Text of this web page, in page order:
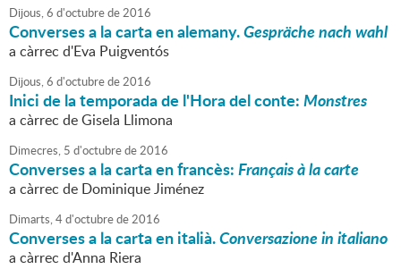
Dijous,6 d'octubrede2016
Converses a la carta en alemany.Gespräche nach wahl
a càrrec d'Eva Puigventós
Dijous,6 d'octubrede2016
Inici de la temporada de l'Hora del conte:Monstres
a càrrec de Gisela Llimona
Dimecres, 5 d'octubrede2016
Converses a la carta en francès:Français à la carte
a càrrec de Dominique Jiménez
Dimarts,4d'octubrede2016
Converses a la carta en italià.Conversazione in italiano
a càrrec d'Anna Riera